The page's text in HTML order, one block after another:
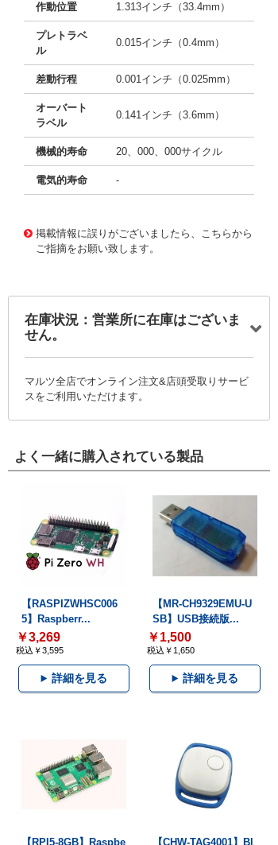
作動位置 1.313インチ（33.4mm）
プレトラベ
ル
0.015インチ（0.4mm）
差動行程 0.001インチ（0.025mm）
オーバート
ラベル
0.141インチ（3.6mm）
機械的寿命 20、000、000サイクル
電気的寿命 -
掲載情報に誤りがございましたら、こちらから
ご指摘をお願い致します。
在庫状況：営業所に在庫はございま
せん。
マルツ全店でオンライン注文&店頭受取りサービ
スをご利用いただけます。
よく一緒に購入されている製品
【RASPIZWHSC006
5】Raspberr...
￥3,269
税込￥3,595
詳細を見る
【MR-CH9329EMU-U
SB】USB接続版...
￥1,500
税込￥1,650
詳細を見る
【RPI5-8GB】Raspbe 【CHW-TAG4001】Bl